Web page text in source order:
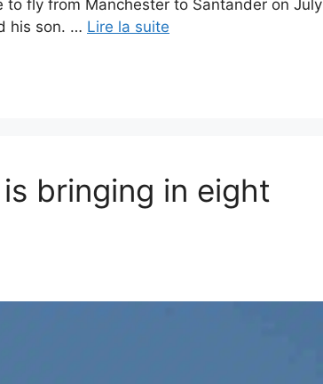
fly from Manchester to Santander on July
his son. … Lire la suite
bringing in eight